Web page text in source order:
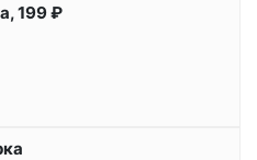
199 ₽